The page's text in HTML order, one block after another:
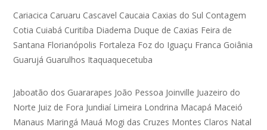
Cariacica Caruaru Cascavel Caucaia Caxias do Sul Contagem
Cotia Cuiabá Curitiba Diadema Duque de Caxias Feira de
Santana Florianópolis Fortaleza Foz do Iguaçu Franca Goiânia
Guarujá Guarulhos Itaquaquecetuba
Jaboatão dos Guararapes João Pessoa Joinville Juazeiro do
Norte Juiz de Fora Jundiaí Limeira Londrina Macapá Maceió
Manaus Maringá Mauá Mogi das Cruzes Montes Claros Natal